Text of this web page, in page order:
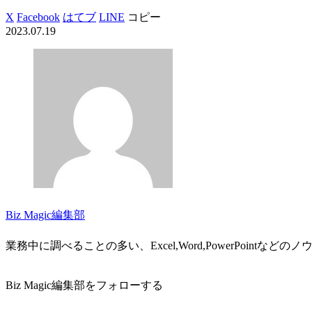
X Facebook はてブ LINE コピー
2023.07.19
Biz Magic編集部
業務中に調べることの多い、Excel,Word,PowerPointなどのノ
Biz Magic編集部をフォローする